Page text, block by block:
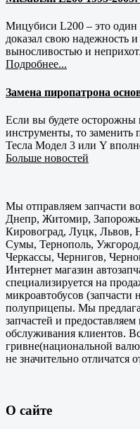
Мицубиси L200 – это
доказал свою надежность
выносливостью и
Подробнее...
Замена пиропатрона
Если вы будете осторожны
инструменты, то заменить
Тесла Модел 3 или Y
Больше новостей
Мы отправляем запчасти
Днепр, Житомир,
Кировоград, Луцк, Львов,
Сумы, Тернополь,
Черкассы, Чернигов,
Интернет магазин
специализируется на
микроавтобусов (запчасти
полуприцепы. Мы
запчастей и
обслуживания клиентов.
гривне(национальной
не значительно отличатся
О сайте